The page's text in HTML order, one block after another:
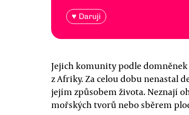
♥ Daruji
Jejich komunity podle
z Afriky. Za celou dobu nenastal
jejím způsobem života. Neznají
mořských tvorů nebo sběrem